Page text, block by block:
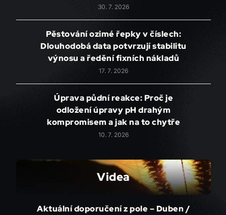
30. 7. 2026
Pěstování ozimé řepky v číslech:
Dlouhodobá data potvrzují stabilitu
výnosu a ředění fixních nákladů
17. 7. 2026
Úprava půdní reakce: Proč je
odložení úpravy pH drahým
kompromisem a jak na to chytře
10. 7. 2026
Videa
Aktuální doporučení z pole – Duben /